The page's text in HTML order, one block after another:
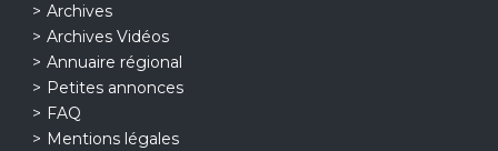
Archives
Archives Vidéos
Annuaire régional
Petites annonces
FAQ
Mentions légales